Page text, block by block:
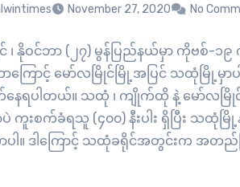
November 27, 2020 No
၊ နိုဝင်ဘာ (၂၇) မွန်ပြည်နယ်မှာ ကိုဗစ်-၁၉
ြောင့် မော်လမြိုင်မြို့အပြင် သထုံမြို့မှာ
ေရပါတယ်။ သထုံ ၊ ကျိုက်ထို နဲ့ မော်လမြို
ကူးစက်ခံရသူ (၄၀၀) နီးပါး ရှိပြီး သထုံမြို့
ပါ။ ဒါကြောင့် သထုံခရိုင်အတွင်းက အတ